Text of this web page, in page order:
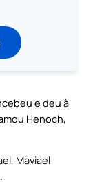
e deu à
Henoch,
Maviael